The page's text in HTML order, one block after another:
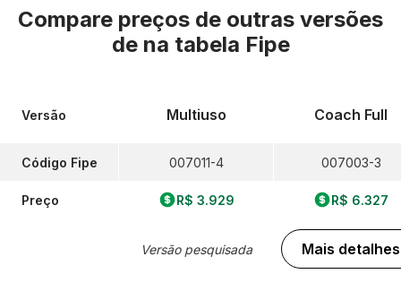
Compare preços de outras versões
de na tabela Fipe
Versão
Código Fipe
Preço
Multiuso
007011-4
R$ 3.929
Versão pesquisada
Coach Full
007003-3
R$ 6.327
Mais detalhes